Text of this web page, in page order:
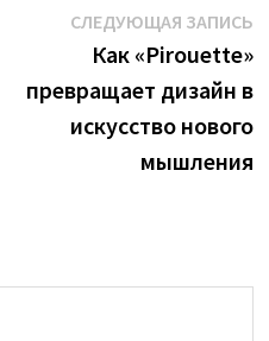
СЛЕДУЮЩАЯ ЗАПИСЬ
Как «Pirouette»
превращает дизайн в
искусство нового
мышления